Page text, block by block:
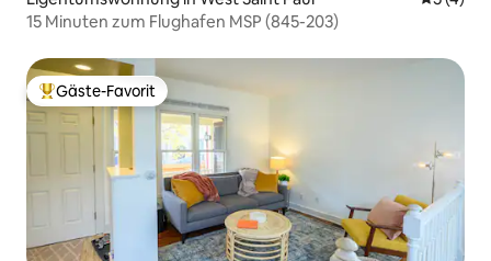
15 Minuten zum Flughafen MSP (845-203)
Beliebter Gäste-Favorit.
Gäste-Favorit